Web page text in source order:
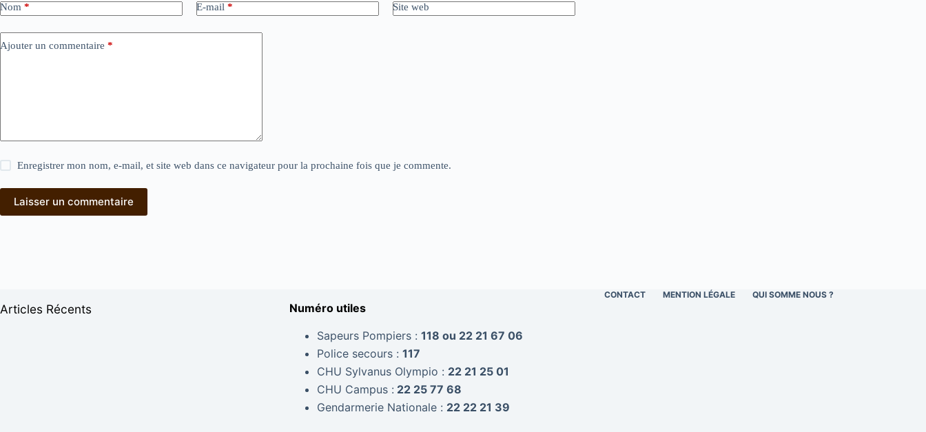
Nom * E-mail * Site web
Ajouter un commentaire *
Enregistrer mon nom, e-mail, et site web dans ce navigateur pour la prochaine fois que je commente.
Laisser un commentaire
CONTACT MENTION LÉGALE QUI SOMME NOUS ?
Articles Récents
Numéro utiles
Sapeurs Pompiers : 118 ou 22 21 67 06
Police secours : 117
CHU Sylvanus Olympio : 22 21 25 01
CHU Campus : 22 25 77 68
Gendarmerie Nationale : 22 22 21 39